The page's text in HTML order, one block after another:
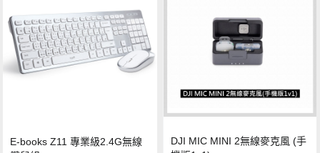
E-books Z11 專業級2.4G無線
DJI MIC MINI 2無線麥克風 (手